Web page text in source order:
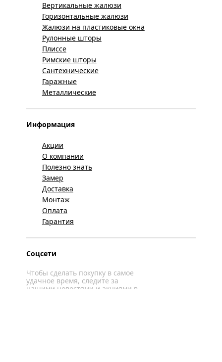
Вертикальные жалюзи
Горизонтальные жалюзи
Жалюзи на пластиковые окна
Рулонные шторы
Плиссе
Римские шторы
Сантехнические
Гаражные
Металлические
Информация
Акции
О компании
Полезно знать
Замер
Доставка
Монтаж
Оплата
Гарантия
Соцсети
Чтобы сделать покупку в самое
удачное время, следите за
нашими новостями и акциями в